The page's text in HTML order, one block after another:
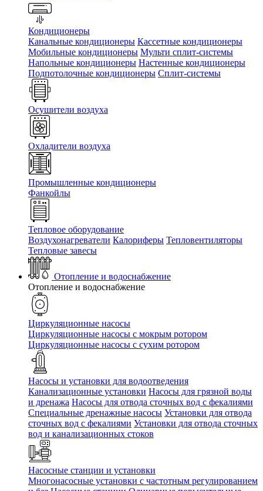
Кондиционеры
Канальные кондиционеры Кассетные кондиционеры
Мобильные кондиционеры Мульти сплит-системы
Напольные кондиционеры Настенные кондиционеры
Подпотолочные кондиционеры Сплит-системы
Осушители воздуха
Охладители воздуха
Промышленные кондиционеры
Фанкойлы
Тепловое оборудование
Воздухонагреватели Калориферы Тепловентиляторы
Тепловые завесы
Отопление и водоснабжение
Отопление и водоснабжение
Циркуляционные насосы
Циркуляционные насосы с мокрым ротором
Циркуляционные насосы с сухим ротором
Насосы и установки для водоотведения
Канализационные установки Насосы для грязной воды
и дренажа Насосы для отвода сточных вод c фекалиями
Специальные дренажные насосы Установки для отвода
сточных вод c фекалиями Установки для отвода сточных
вод и канализационных стоков
Насосные станции и установки
Многонасосные установки с частотным регулированием